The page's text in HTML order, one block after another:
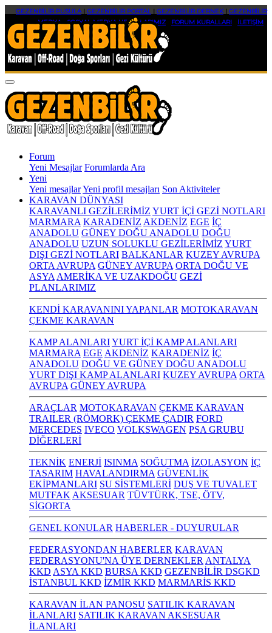
GEZENBİLİR PUSULA| GEZENBİLİR PORTAL| GEZENBİLİR DERNEK| GEZENBİLİR
MEDYA|SOSYAL MEDYA HESAPLARIMIZ FORUM KURALLARI İLETİŞİM
Forum
Yeni Mesajlar Forumlarda Ara
Yeni
Yeni mesajlarYeni profil mesajları Son Aktiviteler
KARAVAN DÜNYASI
KARAVANLI GEZİLERİMİZ YURT İÇİ GEZİ NOTLARI
MARMARA KARADENİZ AKDENİZ EGE İÇ
ANADOLU GÜNEY DOĞU ANADOLU DOĞU
ANADOLU UZUN SOLUKLU GEZİLERİMİZ YURT
DIŞI GEZİ NOTLARI BALKANLAR KUZEY AVRUPA
ORTA AVRUPA GÜNEY AVRUPA ORTA DOĞU VE
ASYA AMERİKA VE UZAKDOĞU GEZİ
PLANLARIMIZ
KENDİ KARAVANINI YAPANLAR MOTOKARAVAN
ÇEKME KARAVAN
KAMP ALANLARIYURT İÇİ KAMP ALANLARI
MARMARA EGE AKDENİZ KARADENİZ İÇ
ANADOLU DOĞU VE GÜNEY DOĞU ANADOLU
YURT DIŞI KAMP ALANLARI KUZEY AVRUPA ORTA
AVRUPA GÜNEY AVRUPA
ARAÇLAR MOTOKARAVAN ÇEKME KARAVAN
TRAILER (RÖMORK) ÇEKME ÇADIR FORD
MERCEDES IVECO VOLKSWAGEN PSA GRUBU
DİĞERLERİ
TEKNİK ENERJİ ISINMA SOĞUTMA İZOLASYON İÇ
TASARIM HAVALANDIRMA GÜVENLİK
EKİPMANLARI SU SİSTEMLERİ DUŞ VE TUVALET
MUTFAK AKSESUAR TÜVTÜRK, TSE, ÖTV,
SİGORTA
GENEL KONULAR HABERLER - DUYURULAR
FEDERASYONDAN HABERLER KARAVAN
FEDERASYONU'NA ÜYE DERNEKLER ANTALYA
KKD ASYA KKD BURSA KKD GEZENBİLİR DSGKD
İSTANBUL KKD İZMİR KKD MARMARİS KKD
KARAVAN İLAN PANOSU SATILIK KARAVAN
İLANLARI SATILIK KARAVAN AKSESUAR
İLANLARI